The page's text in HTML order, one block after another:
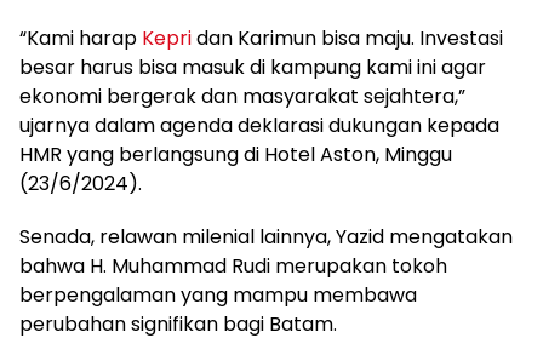
“Kami harap Kepridan Karimun bisa maju. Investasi
besar harus bisa masuk di kampung kami ini agar
ekonomi bergerak dan masyarakat sejahtera,”
ujarnya dalam agenda deklarasi dukungan kepada
HMR yang berlangsung di Hotel Aston, Minggu
(23/6/2024).
Senada, relawan milenial lainnya, Yazid mengatakan
bahwa H. Muhammad Rudi merupakan tokoh
berpengalaman yang mampu membawa
perubahan signifikan bagi Batam.